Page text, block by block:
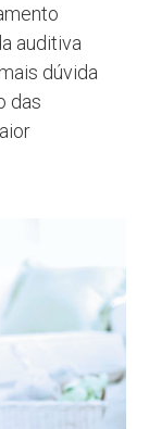
auditiva
dúvida
das